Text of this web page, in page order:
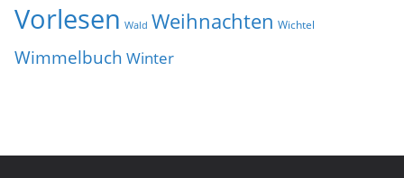
Vorlesen Wald Weihnachten Wichtel
Wimmelbuch Winter